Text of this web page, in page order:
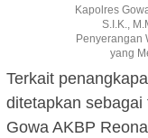
Kapolres
S.I.K.,
Penyerangan
yang
Terkait
ditetapkan
Gowa AKBP